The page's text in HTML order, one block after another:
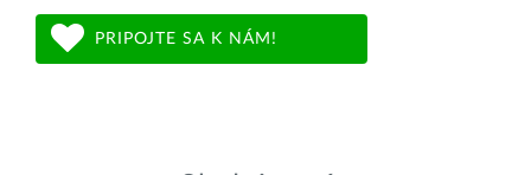
PRIPOJTE SA K NÁM!